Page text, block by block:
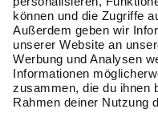
erhältlich?
Wenn Du eine
Material. Besonders weit
aus Fichtenholz und